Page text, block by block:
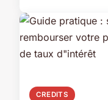
CREDITS